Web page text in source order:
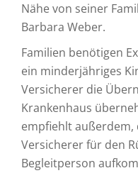
Nähe von seiner
Barbara Weber.
Familien benötigen
ein minderjähriges
Versicherer die
Krankenhaus
empfiehlt außerdem,
Versicherer für den
Begleitperson